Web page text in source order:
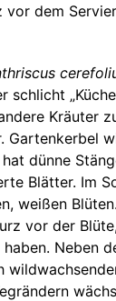
vor dem
schlicht
Kräuter
Gartenkerbel
dünne
Blätter. Im
weißen
vor der
Neben